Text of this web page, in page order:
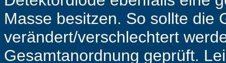
Masse besitzen. So sollte die
verändert/verschlechtert
Gesamtanordnung geprüft.